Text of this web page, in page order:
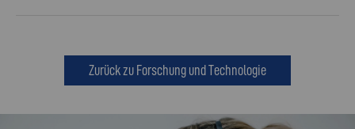
Zurück zu Forschung und Technologie